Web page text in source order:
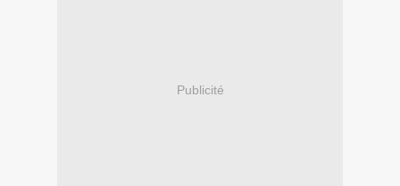
Publicité